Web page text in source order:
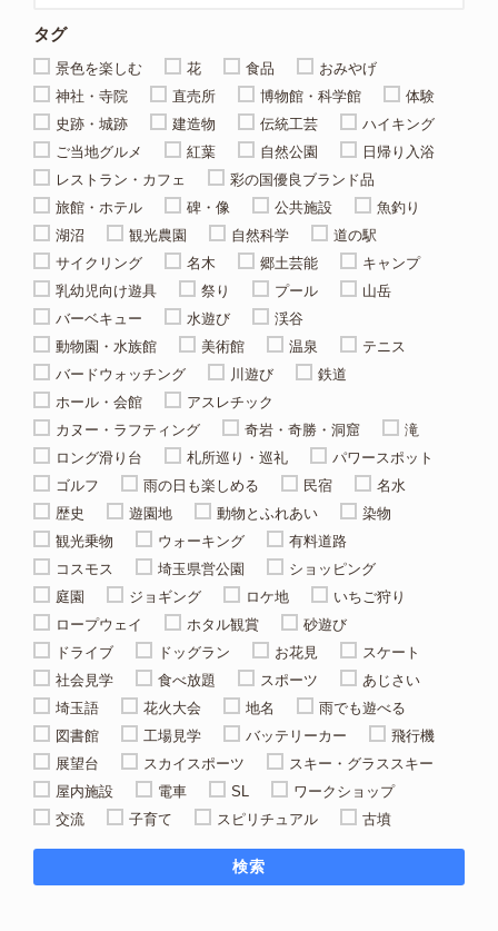
タグ
景色を楽しむ 花 食品
おみやげ
神社・寺院
直売所 博物館・科学館
体験
史跡・城跡
建造物 伝統工芸
ハイキング
ご当地グルメ
紅葉 自然公園
日帰り入浴
レストラン・カフェ
彩の国優良ブランド品
旅館・ホテル
碑・像 公共施設
魚釣り
湖沼
観光農園 自然科学
道の駅
サイクリング
名木 郷土芸能
キャンプ
乳幼児向け遊具
祭り プール
山岳
バーベキュー
水遊び
渓谷
動物園・水族館
美術館 温泉
テニス
バードウォッチング
川遊び
鉄道
ホール・会館
アスレチック
カヌー・ラフティング
奇岩・奇勝・洞窟
滝
ロング滑り台
札所巡り・巡礼
パワースポット
ゴルフ
雨の日も楽しめる 民宿
名水
歴史
遊園地 動物とふれあい
染物
観光乗物
ウォーキング
有料道路
コスモス
埼玉県営公園
ショッピング
庭園
ジョギング ロケ地
いちご狩り
ロープウェイ
ホタル観賞
砂遊び
ドライブ
ドッグラン お花見
スケート
社会見学
食べ放題 スポーツ
あじさい
埼玉語
花火大会 地名
雨でも遊べる
図書館
工場見学 バッテリーカー
飛行機
展望台
スカイスポーツ
スキー・グラススキー
屋内施設
電車 SL
ワークショップ
交流
子育て スピリチュアル 古墳
検索